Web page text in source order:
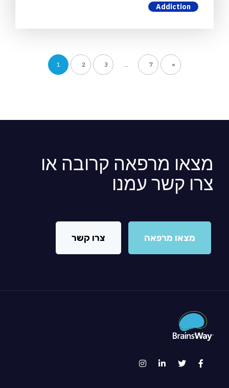
Addiction
1 2 3 … 7 »
מצאו מרפאה קרובה או
צרו קשר עמנו
מצאו מרפאה צרו קשר